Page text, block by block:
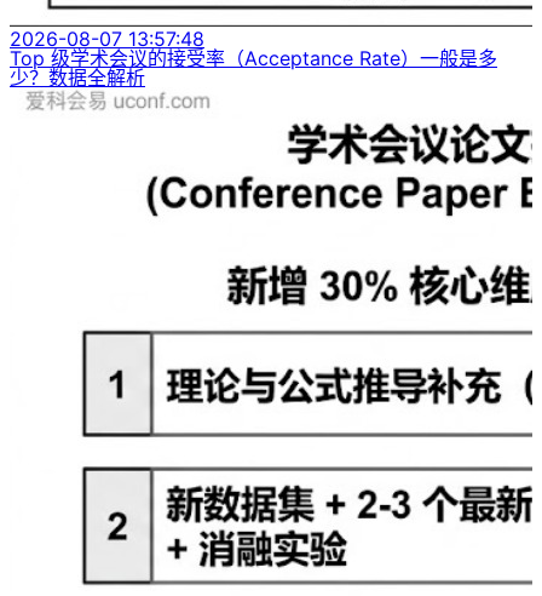
2026-08-07 13:57:48
Top 级学术会议的接受率（Acceptance Rate）一般是多
少？数据全解析